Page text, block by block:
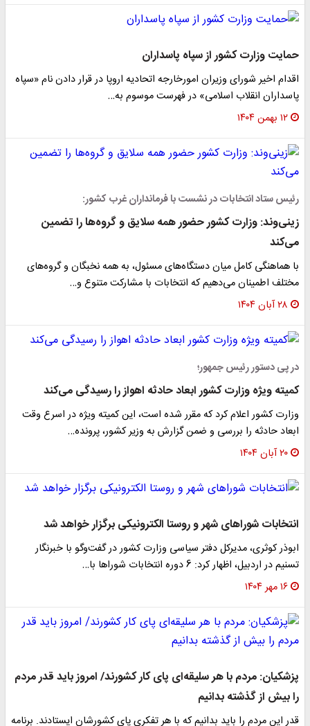
حمایت وزارت کشور از سپاه پاسداران
اقدام اخیر شورای وزیران امورخارجه اتحادیه اروپا در قرار دادن نام «سپاه
پاسداران انقلاب اسلامی» در فهرست موسوم به…
۱۲ بهمن ۱۴۰۴
رئیس ستاد انتخابات در نشست با فرمانداران غرب کشور:
زینی‌وند: وزارت کشور حضور همه سلایق و گروه‌ها را تضمین
می‌کند
با هماهنگی کامل میان دستگاه‌های مسئول، به همه نخبگان و گروه‌های
مختلف اطمینان می‌دهیم که انتخابات با مشارکت متنوع و…
۲۸ آبان ۱۴۰۴
در پی دستور رئیس جمهور؛
کمیته‌ ویژه وزارت کشور ابعاد حادثه اهواز را رسیدگی می‌کند
وزارت کشور اعلام کرد که مقرر شده است، این کمیته ویژه در اسرع وقت
ابعاد حادثه را بررسی و ضمن گزارش به وزیر کشور، پرونده…
۲۰ آبان ۱۴۰۴
انتخابات ‌شوراهای شهر و روستا الکترونیکی برگزار خواهد شد‌
ابوذر کوثری، مدیرکل دفتر سیاسی وزارت کشور در گفت‌وگو با خبرنگار
تسنیم در اردبیل، اظهار کرد: 6 دوره انتخابات شوراها با…
۱۶ مهر ۱۴۰۴
پزشکیان: مردم با هر سلیقه‌ای پای کار کشورند/ امروز باید قدر مردم
را بیش از گذشته بدانیم
قدر این مردم را باید بدانیم که با هر تفکری پای کشورشان ایستادند. برنامه